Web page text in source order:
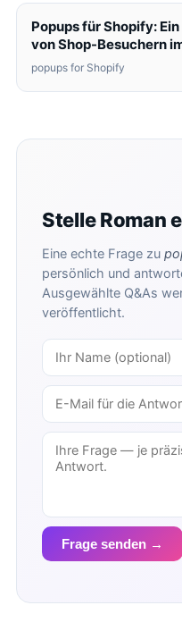
Popups für Shopify:
von Shop-Besuchern
popups for Shopify
Stelle Roman
Eine echte Frage zu
persönlich und
Ausgewählte Q&As
veröffentlicht.
Frage senden →